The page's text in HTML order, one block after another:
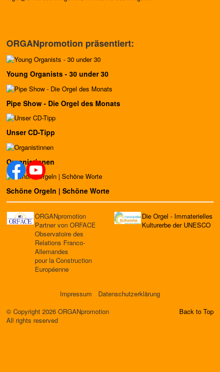
ORGANpromotion präsentiert:
Young Organists - 30 under 30
Pipe Show - Die Orgel des Monats
Unser CD-Tipp
Organistinnen
Schöne Orgeln | Schöne Worte
ORGANpromotion
Partner von ORFACE
Observatoire des
Relations Franco-
Allemandes
pour la Construction
Européenne
Die Orgel - Immaterielles
Kulturerbe der UNESCO
Impressum
Datenschutzerklärung
© Copyright 2026 ORGANpromotion
All rights reserved
Back to Top